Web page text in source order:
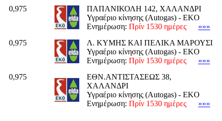
0,975
ΠΑΠΑΝΙΚΟΛΗ 142, ΧΑΛΑΝΔΡΙ
Υγραέριο κίνησης (Autogas) - EKO
Ενημέρωση: Πρίν 1530 ημέρες
»»»
0,975
Λ. ΚΥΜΗΣ ΚΑΙ ΠΕΛΙΚΑ ΜΑΡΟΥΣΙ
Υγραέριο κίνησης (Autogas) - EKO
Ενημέρωση: Πρίν 1530 ημέρες
»»»
0,975
ΕΘΝ.ΑΝΤΙΣΤΑΣΕΩΣ 38,
ΧΑΛΑΝΔΡΙ
Υγραέριο κίνησης (Autogas) - EKO
Ενημέρωση: Πρίν 1530 ημέρες »»»